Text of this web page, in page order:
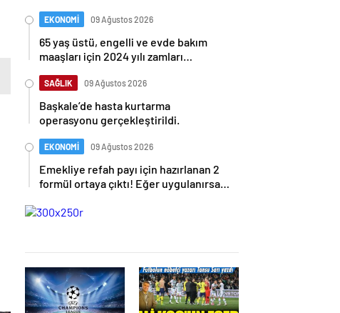
EKONOMİ 09 Ağustos 2026
65 yaş üstü, engelli ve evde bakım
maaşları için 2024 yılı zamları
SAĞLIK 09 Ağustos 2026
Başkale’de hasta kurtarma
operasyonu gerçekleştirildi.
EKONOMİ 09 Ağustos 2026
Emekliye refah payı için hazırlanan 2
formül ortaya çıktı! Eğer uygulanırsa